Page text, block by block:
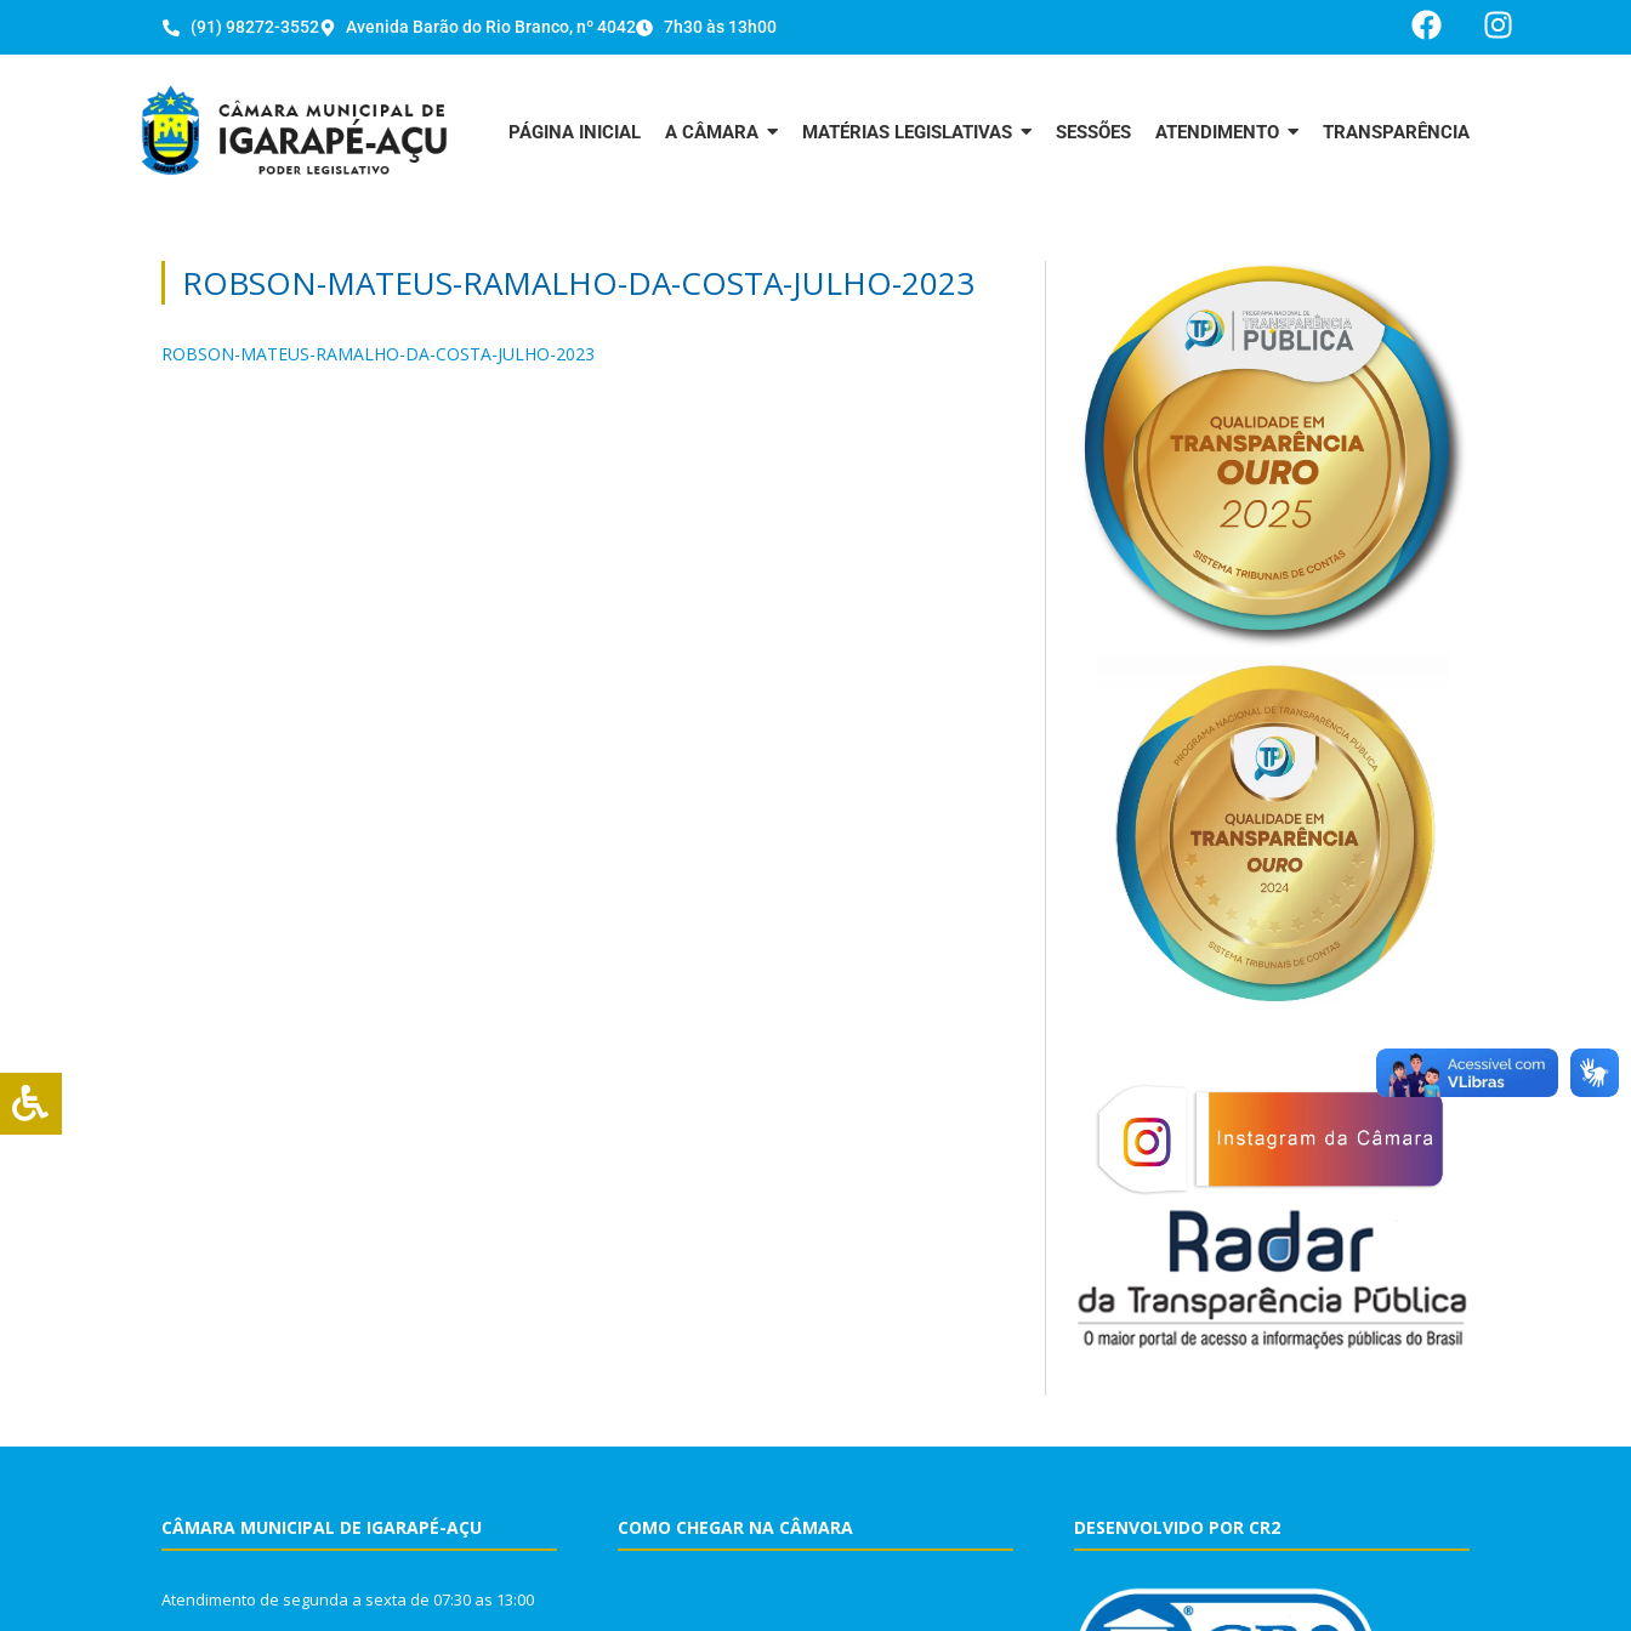
(91) 98272-3552 Avenida Barão do Rio Branco, nº 4042 7h30 às 13h00
PÁGINA INICIAL A CÂMARA MATÉRIAS LEGISLATIVAS SESSÕES ATENDIMENTO TRANSPARÊNCIA
ROBSON-MATEUS-RAMALHO-DA-COSTA-JULHO-2023
ROBSON-MATEUS-RAMALHO-DA-COSTA-JULHO-2023
CÂMARA MUNICIPAL DE IGARAPÉ-AÇU
Atendimento de segunda a sexta de 07:30 as 13:00
COMO CHEGAR NA CÂMARA DESENVOLVIDO POR CR2